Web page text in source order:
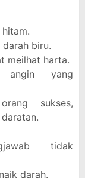
biru.
meilhat harta.
angin yang
sukses,
tidak
darah.